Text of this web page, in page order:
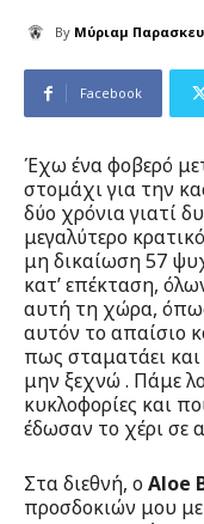
By Μύριαμ
Facebook
Έχω ένα φοβερό
στομάχι για την
δύο χρόνια γιατί
μεγαλύτερο
μη δικαίωση 57
κατ’ επέκταση,
αυτή τη χώρα,
αυτόν το απαίσιο
πως σταματάει
μην ξεχνώ . Πάμε
κυκλοφορίες και
έδωσαν το χέρι σε
Στα διεθνή, οAloe
προσδοκιών μου